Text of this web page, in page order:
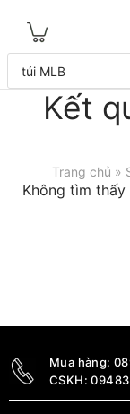
Tìm
kiếm
sản
Kết
Trang chủ »
Không tìm
Mua hàng:
CSKH: